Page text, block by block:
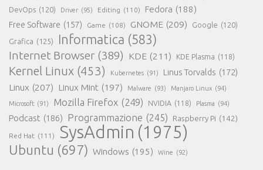
DevOps (120) Driver (95) Editing (110) Fedora (188)
Free Software (157) Game (108) GNOME (209) Google (120)
Grafica (125) Informatica (583)
Internet Browser (389) KDE (211) KDE Plasma (118)
Kernel Linux (453) Kubernetes (91) Linus Torvalds (172)
Linux (207) Linux Mint (197) Malware (93) Manjaro Linux (94)
Microsoft (91) Mozilla Firefox (249) NVIDIA (118) Plasma (94)
Podcast (186) Programmazione (245) Raspberry Pi (142)
Red Hat (111) SysAdmin (1975)
Ubuntu (697) Windows (195) Wine (92)